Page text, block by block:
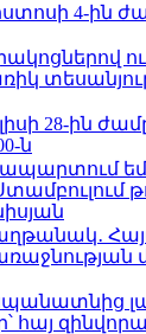
4-ին
28-ին
ն
եմ
հայ